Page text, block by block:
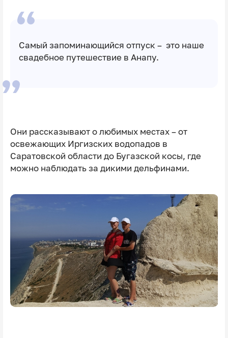
Самый запоминающийся отпуск – это наше
свадебное путешествие в Анапу.
Они рассказывают о любимых местах – от
освежающих Иргизских водопадов в
Саратовской области до Бугазской косы, где
можно наблюдать за дикими дельфинами.